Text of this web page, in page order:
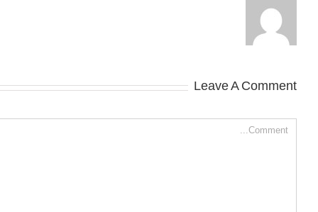
Leave A Comment
Comment